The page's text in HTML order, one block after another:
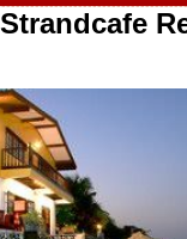
Strandcafe